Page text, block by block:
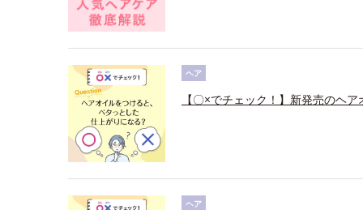
ヘア
【〇×でチェック！】新発売のヘ
ヘア